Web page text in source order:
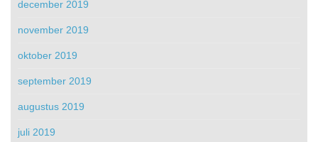
december 2019
november 2019
oktober 2019
september 2019
augustus 2019
juli 2019